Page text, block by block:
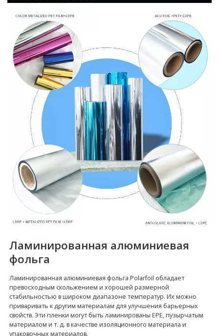
Ламинированная алюминиевая
фольга
Ламинированная алюминиевая фольга Polarfoil обладает
превосходным скольжением и хорошей размерной
стабильностью в широком диапазоне температур. Их можно
приваривать к другим материалам для улучшения барьерных
свойств. Эти пленки могут быть ламинированы EPE, пузырчатым
материалом и т. д. в качестве изоляционного материала и
упаковочных материалов.